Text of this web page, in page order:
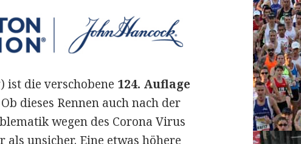
ist die verschobene 124. Auflage
dieses Rennen auch nach der
wegen des Corona Virus
als unsicher. Eine etwas höhere